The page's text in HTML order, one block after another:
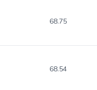
68.75
68.54